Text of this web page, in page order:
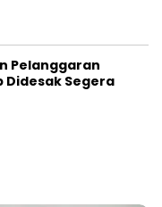
Pelanggaran
Didesak Segera